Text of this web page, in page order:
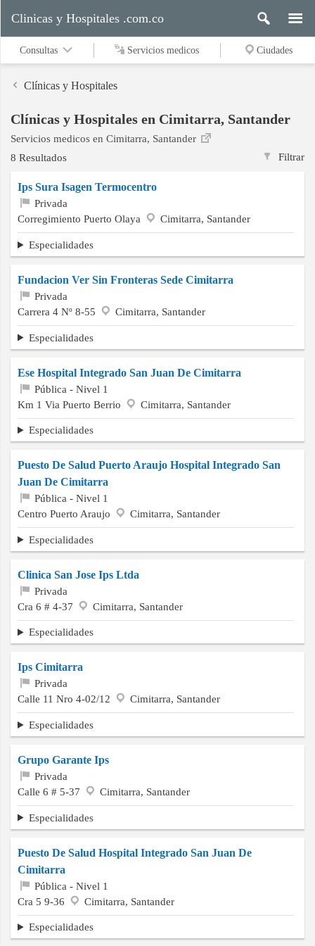
medicos
Ciudades
Buscar
Contacto
Clinicas y Hospitales .com.co
Consultas Servicios medicos Ciudades
Clínicas y Hospitales
Clínicas y Hospitales en Cimitarra, Santander
Servicios medicos en Cimitarra, Santander
Filtrar
8 Resultados
Ips Sura Isagen Termocentro
Privada
Corregimiento Puerto Olaya
Cimitarra, Santander
Especialidades
Fundacion Ver Sin Fronteras Sede Cimitarra
Privada
Carrera 4 Nº 8-55
Cimitarra, Santander
Especialidades
Ese Hospital Integrado San Juan De Cimitarra
Pública - Nivel 1
Km 1 Via Puerto Berrio
Cimitarra, Santander
Especialidades
Puesto De Salud Puerto Araujo Hospital Integrado San
Juan De Cimitarra
Pública - Nivel 1
Centro Puerto Araujo
Cimitarra, Santander
Especialidades
Clinica San Jose Ips Ltda
Privada
Cra 6 # 4-37
Cimitarra, Santander
Especialidades
Ips Cimitarra
Privada
Calle 11 Nro 4-02/12
Cimitarra, Santander
Especialidades
Grupo Garante Ips
Privada
Calle 6 # 5-37
Cimitarra, Santander
Especialidades
Puesto De Salud Hospital Integrado San Juan De
Cimitarra
Pública - Nivel 1
Cra 5 9-36
Cimitarra, Santander
Especialidades